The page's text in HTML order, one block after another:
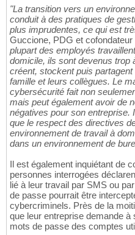
"La transition vers un
conduit à des pratiques de
plus imprudentes, ce qui est
Guccione, PDG et
plupart des employés
domicile, ils sont devenus trop
créent, stockent puis
famille et leurs collègues. Le
cybersécurité fait non
mais peut également avoir de
négatives pour son entreprise.
que le respect des directives
environnement de travail à
dans un environnement de
Il est également inquiétant de
personnes interrogées
lié à leur travail par SMS ou
de passe pourrait être
cybercriminels. Près de la
que leur entreprise demande
mots de passe des comptes